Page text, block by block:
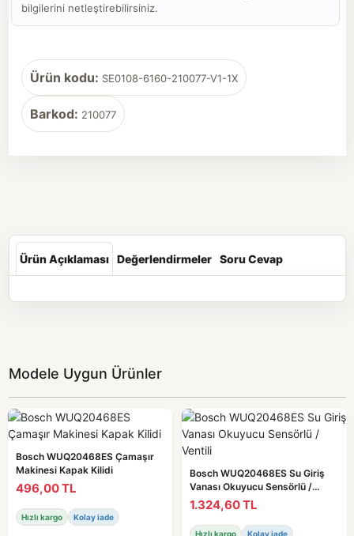
bilgilerini netleştirebilirsiniz.
Ürün kodu: SE0108-6160-210077-V1-1X
Barkod: 210077
Ürün Açıklaması Değerlendirmeler Soru Cevap
Modele Uygun Ürünler
Bosch WUQ20468ES Çamaşır
Makinesi Kapak Kilidi
496,00 TL
Hızlı kargo Kolay iade
Bosch WUQ20468ES Su Giriş
Vanası Okuyucu Sensörlü /
Ventili
1.324,60 TL
Hızlı kargo Kolay iade